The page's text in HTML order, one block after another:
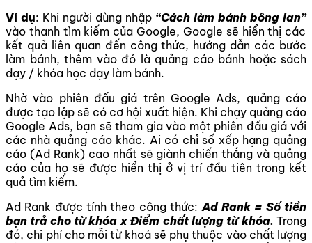
Ví dụ: Khi người dùng nhập “Cách làm bánh bông lan”
vào thanh tìm kiếm của Google, Google sẽ hiển thị các
kết quả liên quan đến công thức, hướng dẫn các bước
làm bánh, thêm vào đó là quảng cáo bánh hoặc sách
dạy / khóa học dạy làm bánh.
Nhờ vào phiên đấu giá trên Google Ads, quảng cáo
được tạo lập sẽ có cơ hội xuất hiện. Khi chạy quảng cáo
Google Ads, bạn sẽ tham gia vào một phiên đấu giá với
các nhà quảng cáo khác. Ai có chỉ số xếp hạng quảng
cáo (Ad Rank) cao nhất sẽ giành chiến thắng và quảng
cáo của họ sẽ được hiển thị ở vị trí đầu tiên trong kết
quả tìm kiếm.
Ad Rank được tính theo công thức: Ad Rank = Số tiền
bạn trả cho từ khóa x Điểm chất lượng từ khóa. Trong
đó, chi phí cho mỗi từ khoá sẽ phụ thuộc vào chất lượng